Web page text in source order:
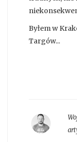
Byłem w
Targów...